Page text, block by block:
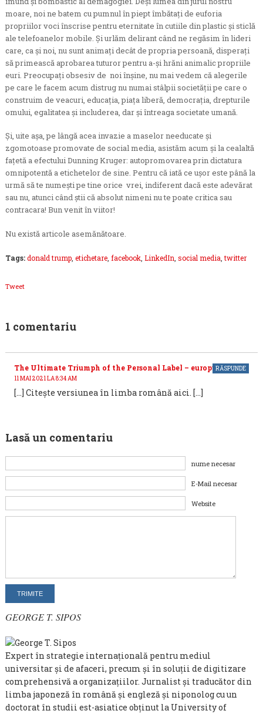
moare, noi ne batem cu pumnul în piept îmbătaţi de euforia
propriilor voci înscrise pentru eternitate în cutiile din plastic şi sticlă
ale telefoanelor mobile. Şi urlăm delirant când ne regăsim în lideri
care, ca şi noi, nu sunt animaţi decât de propria persoană, disperaţi
să primească aprobarea tuturor pentru a-şi hrăni animalic propriile
euri. Preocupaţi obsesiv de noi înşine, nu mai vedem că alegerile
pe care le facem acum distrug nu numai stâlpii societăţii pe care o
construim de veacuri, educaţia, piaţa liberă, democraţia, drepturile
omului, egalitatea şi includerea, dar şi întreaga societate umană.
Şi, uite aşa, pe lângă acea invazie a maselor needucate şi
zgomotoase promovate de social media, asistăm acum şi la cealaltă
faţetă a efectului Dunning Kruger: autopromovarea prin dictatura
omnipotentă a etichetelor de sine. Pentru că iată ce uşor este până la
urmă să te numeşti pe tine orice vrei, indiferent dacă este adevărat
sau nu, atunci când ştii că absolut nimeni nu te poate critica sau
contracara! Bun venit în viitor!
Nu există articole asemănătoare.
Tags:donald trump, etichetare, facebook, LinkedIn social media ,twitter
Tweet
1 comentariu
The Ultimate Triumph of the Personal Label – europunkt
11 MAI 2021 LA 8:34 AM
[…] Citește versiunea în limba română aici. […]
RĂSPUNDE
Lasă un comentariu
nume necesar
E-Mail necesar
Website
GEORGE T. SIPOS
Expert în strategie internaţională pentru mediul
universitar şi de afaceri, precum şi în soluţii de digitizare
comprehensivă a organizaţiilor. Jurnalist și traducător din
limba japoneză în română şi engleză şi niponolog cu un
doctorat în studii est-asiatice obţinut la University of